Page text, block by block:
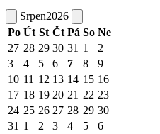
Srpen2026
Po Út St Čt Pá So Ne
27 28 29 30 31 1
2
3
4 5 6 7 8
9
10 11 12 13 14 15 16
17 18 19 20 21 22 23
24 25 26 27 28 29 30
31 1 2 3 4 5 6